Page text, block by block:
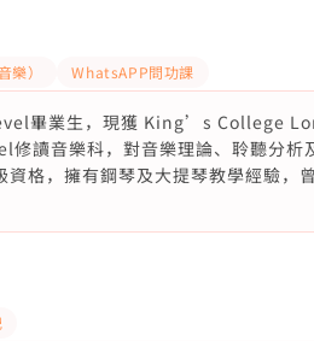
樂） WhatsAPP問功課
畢業生，現獲 King’s College
讀音樂科，對音樂理論、聆聽分析
資格，擁有鋼琴及大提琴教學經驗，